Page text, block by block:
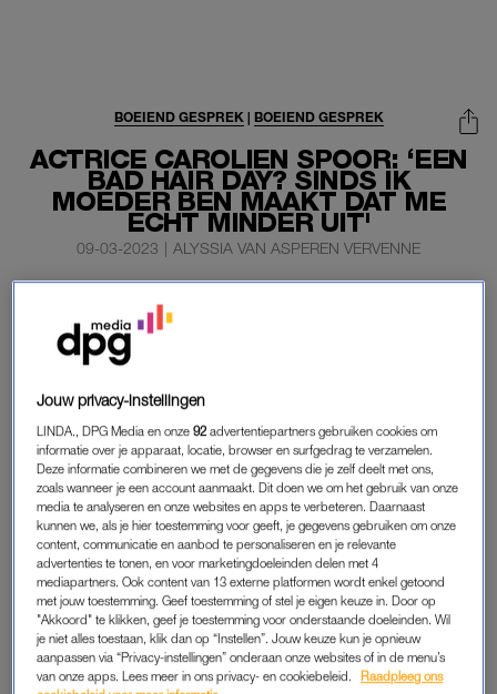
ACTRICE CAROLIEN SPOOR: ‘EEN
BAD HAIR DAY? SINDS IK
MOEDER BEN MAAKT DAT ME
ECHT MINDER UIT'
BOEIEND GESPREK| BOEIEND GESPREK
09-03-2023 | ALYSSIA VAN ASPEREN VERVENNE
In de LINDA. videoserie Haar Herinneringen blikken drie
bekende vrouwen terug op belangrijke momenten
rondom hun haar. De eerste knipbeurt, huidige
soms liever vergeten.
In deze aflevering neemt actrice Carolien Spoor ons mee in
haar meest bijzondere haar-herinneringen.
ALL-OUT
Toen Carolien jong was, had ze lang blond haar tot op haar
billen. “Vroeger heb ik helemaal niet geëxperimenteerd met
mijn haar. Dat kwam later, toen ik voor mijn werk continue van
alles mocht uitproberen met mijn kapsel. Ik gingall-out. Als ze
vroegen of ik mijn haar heel kort wilde knippen of heel donker
Jouw privacy-instellingen
LINDA., DPG Media en onze92 advertentiepartners gebruiken cookies om
informatie over je apparaat, locatie, browser en surfgedrag te verzamelen.
Deze informatie combineren we met de gegevens die je zelf deelt met ons,
zoals wanneer je een account aanmaakt. Dit doen we om het gebruik van onze
media te analyseren en onze websites en apps te verbeteren. Daarnaast
kunnen we, als je hier toestemming voor geeft, je gegevens gebruiken om onze
content, communicatie en aanbod te personaliseren en je relevante
advertenties te tonen, en voor marketingdoeleinden delen met 4
mediapartners. Ook content van 13 externe platformen wordt enkel getoond
met jouw toestemming. Geef toestemming of stel je eigen keuze in. Door op
"Akkoord" te klikken, geef je toestemming voor onderstaande doeleinden. Wil
je niet alles toestaan, klik dan op “Instellen”. Jouw keuze kun je opnieuw
aanpassen via “Privacy-instellingen” onderaan onze websites of in de menu’s
van onze apps. Lees meer in ons privacy- en cookiebeleid.
Raadpleeg ons